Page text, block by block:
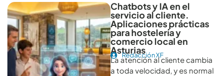
Chatbots y IA en el
servicio al cliente.
Aplicaciones prácticas
para hostelería y
comercio local en
Asturias
Redacción XF
La atención al cliente cambia
a toda velocidad, y es normal